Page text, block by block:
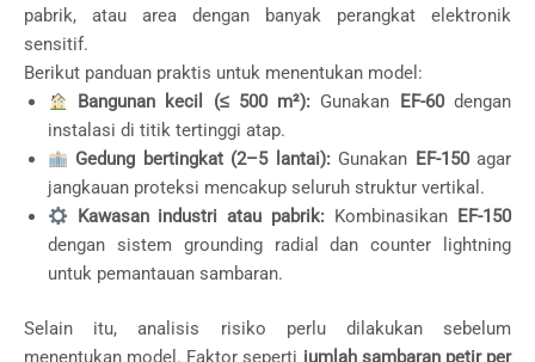
pabrik, atau area dengan banyak perangkat elektronik
sensitif.
Berikut panduan praktis untuk menentukan model:
Bangunan kecil (≤ 500 m²): Gunakan EF-60dengan
instalasi di titik tertinggi atap.
Gedung bertingkat (2–5 lantai):Gunakan EF-150agar
jangkauan proteksi mencakup seluruh struktur vertikal.
Kawasan industri atau pabrik: Kombinasikan EF-150
dengan sistem grounding radial dan counter lightning
untuk pemantauan sambaran.
Selain itu, analisis risiko perlu dilakukan sebelum
menentukan model. Faktor seperti jumlah sambaran petir per